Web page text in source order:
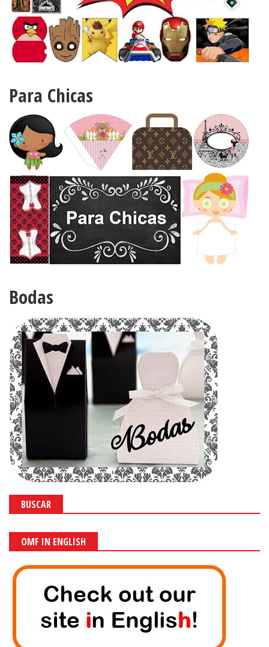
Para Chicas
Bodas
BUSCAR
OMF IN ENGLISH